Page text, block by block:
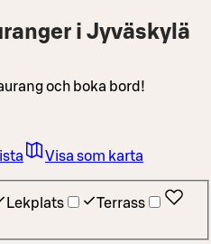
i Jyväskylä
och boka bord!
Lekplats
Terrass
Visa som karta